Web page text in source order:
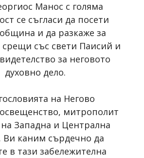
Манос с голяма
се съгласи да посети
и да разкаже за
със свети Паисий и
за неговото
духовно дело.
на Негово
митрополит
Западна и Централна
Ви каним сърдечно да
в тази забележителна